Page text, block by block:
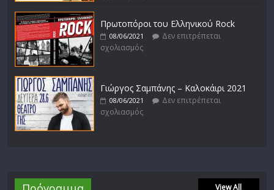
Πρωτοπόροι του Ελληνικού Rock
08/06/2021
Δεν επιτρέπεται
σχολιασμός
Γιώργος Σαμπάνης – Καλοκάιρι 2021
08/06/2021
Δεν επιτρέπεται
σχολιασμός
View All